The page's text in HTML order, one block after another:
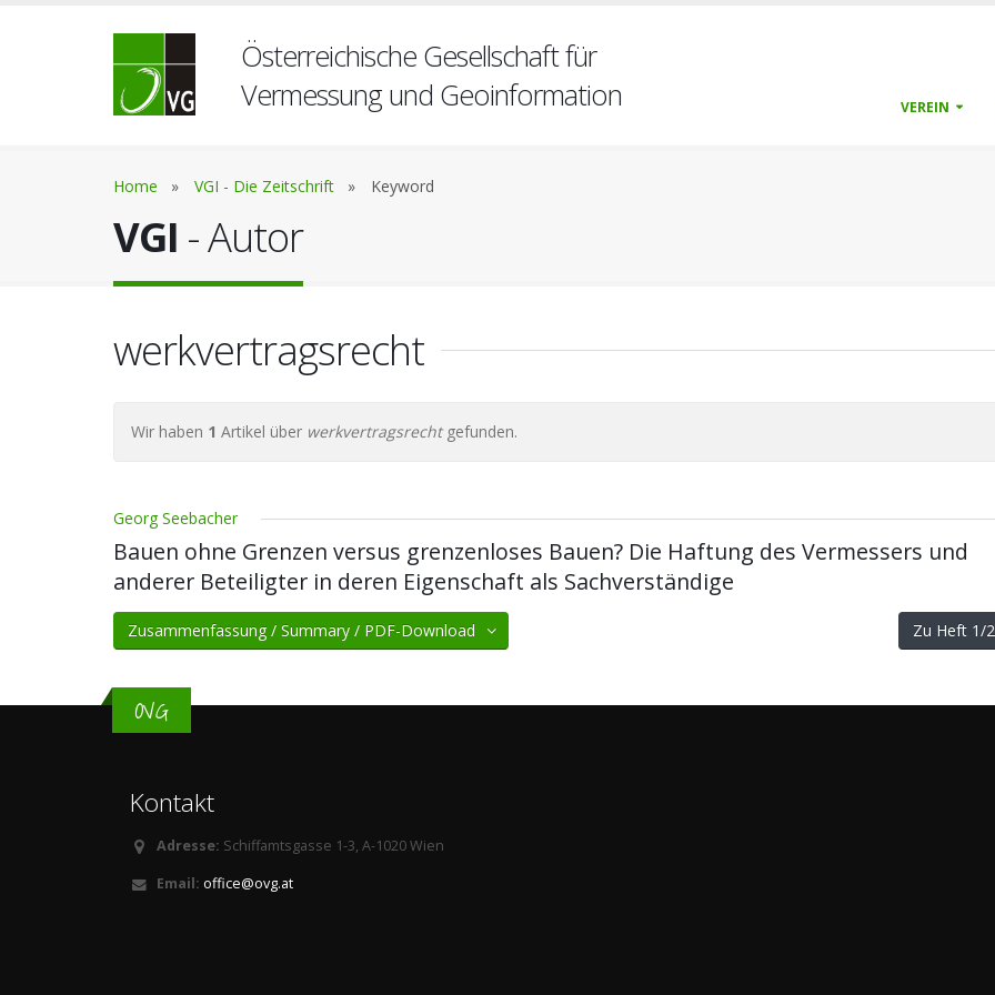
Österreichische Gesellschaft für
Vermessung und Geoinformation
VEREIN
Home » VGI - Die Zeitschrift » Keyword
VGI - Autor
werkvertragsrecht
Wir haben 1 Artikel über werkvertragsrechtgefunden.
Georg Seebacher
Bauen ohne Grenzen versus grenzenloses Bauen? Die Haftung des Vermessers und
anderer Beteiligter in deren Eigenschaft als Sachverständige
Zusammenfassung / Summary / PDF-Download Zu Heft 1/
OVG
Kontakt
Adresse: Schiffamtsgasse 1-3, A-1020 Wien
Email: office@ovg.at